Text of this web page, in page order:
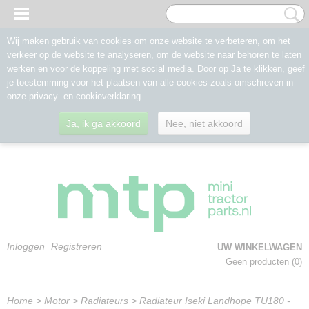
Inloggen Registreren
UW WINKELWAGEN
Geen producten (0)
Home > Motor > Radiateurs > Radiateur Iseki Landhope TU180 -
Wij maken gebruik van cookies om onze website te verbeteren, om het
verkeer op de website te analyseren, om de website naar behoren te laten
werken en voor de koppeling met social media. Door op Ja te klikken, geef
je toestemming voor het plaatsen van alle cookies zoals omschreven in
onze privacy- en cookieverklaring.
Ja, ik ga akkoord Nee, niet akkoord